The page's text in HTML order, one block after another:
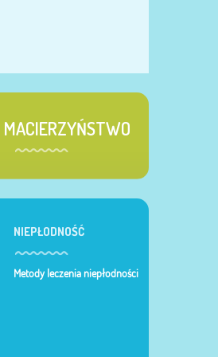
MACIERZYŃSTWO
NIEPŁODNOŚĆ
Metody leczenia niepłodności